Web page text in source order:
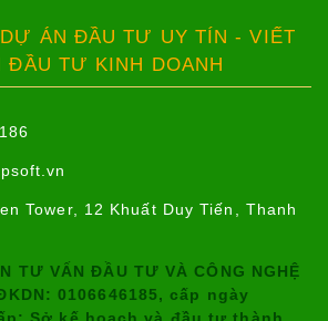
ÁN ĐẦU TƯ UY TÍN - VIẾT
ĐẦU TƯ KINH DOANH
Tower, 12 Khuất Duy Tiến, Thanh
TƯ VẤN ĐẦU TƯ VÀ CÔNG NGHỆ
0106646185, cấp ngày